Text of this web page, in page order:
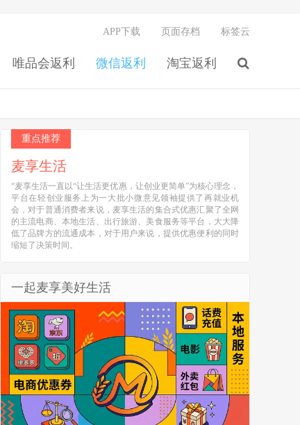
唯品会返利 微信返利 淘宝返利
APP下载 页面存档 标签云
重点推荐
麦享生活
“麦享生活一直以“让生活更优惠，让创业更简单”为核心理念，
平台在轻创业服务上为一大批小微意见领袖提供了再就业机
会，对于普通消费者来说，麦享生活的集合式优惠汇聚了全网
的主流电商、本地生活、出行旅游、美食服务等平台，大大降
低了品牌方的流通成本，对于用户来说，提供优惠便利的同时
缩短了决策时间。
一起麦享美好生活